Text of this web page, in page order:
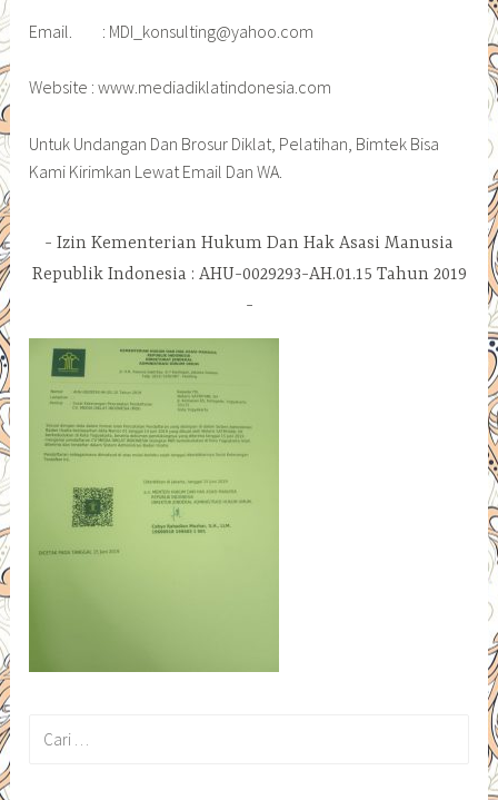
Email. : MDI_konsulting@yahoo.com
Website : www.mediadiklatindonesia.com
Untuk Undangan Dan Brosur Diklat, Pelatihan, Bimtek Bisa
Kami Kirimkan Lewat Email Dan WA.
Izin Kementerian Hukum Dan Hak Asasi Manusia
Republik Indonesia : AHU-0029293-AH.01.15 Tahun 2019